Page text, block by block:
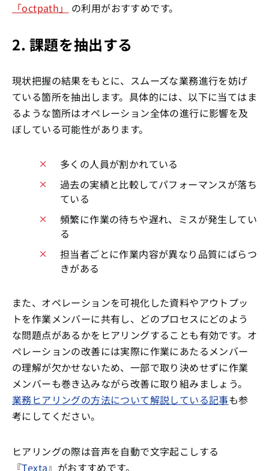
「octpath」
の利用がおすすめです。
2. 課題を抽出する
現状把握の結果をもとに、スムーズな業務進行を妨げ
ている箇所を抽出します。具体的には、以下に当てはま
るような箇所はオペレーション全体の進行に影響を及
ぼしている可能性があります。
多くの人員が割かれている
過去の実績と比較してパフォーマンスが落ち
ている
頻繁に作業の待ちや遅れ、ミスが発生してい
る
担当者ごとに作業内容が異なり品質にばらつ
きがある
また、オペレーションを可視化した資料やアウトプッ
トを作業メンバーに共有し、どのプロセスにどのよう
な問題点があるかをヒアリングすることも有効です。オ
ペレーションの改善には実際に作業にあたるメンバー
の理解が欠かせないため、一部で取り決めせずに作業
メンバーも巻き込みながら改善に取り組みましょう。
業務ヒアリングの方法について解説している記事も参
考にしてください。
ヒアリングの際は音声を自動で文字起こしする
『Texta』がおすすめです。